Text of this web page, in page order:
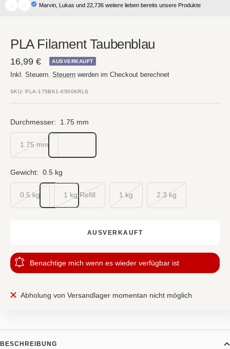
Marvin, Lukas und 22,736 weitere lieben bereits unsere Produkte
PLA Filament Taubenblau
Angebotspreis
16,99 € AUSVERKAUFT
Inkl. Steuern. Steuern werden im Checkout berechnet
SKU:PLA-175BK1-0500KRLS
Durchmesser: 1.75 mm
1.75 mm
Gewicht: 0.5 kg
0.5 kg 1 kg Refill 1 kg 2.3 kg
AUSVERKAUFT
Benachtige mich wenn es wieder verfügbar ist
Abholung von Versandlager momentan nicht möglich
BESCHREIBUNG